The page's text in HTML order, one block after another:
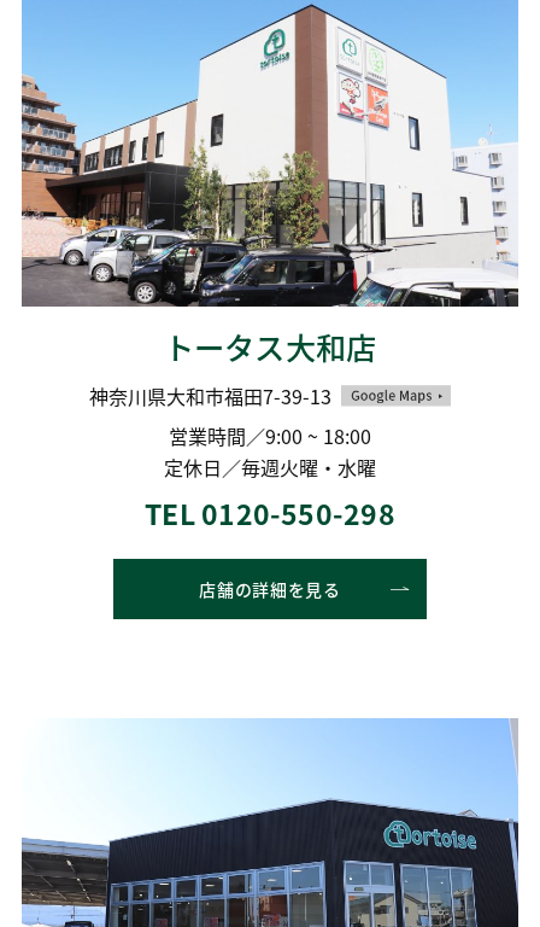
トータス大和店
神奈川県大和市福田7-39-13
営業時間／9:00 ~ 18:00
定休日／毎週火曜・水曜
TEL 0120-550-298
店舗の詳細を見る